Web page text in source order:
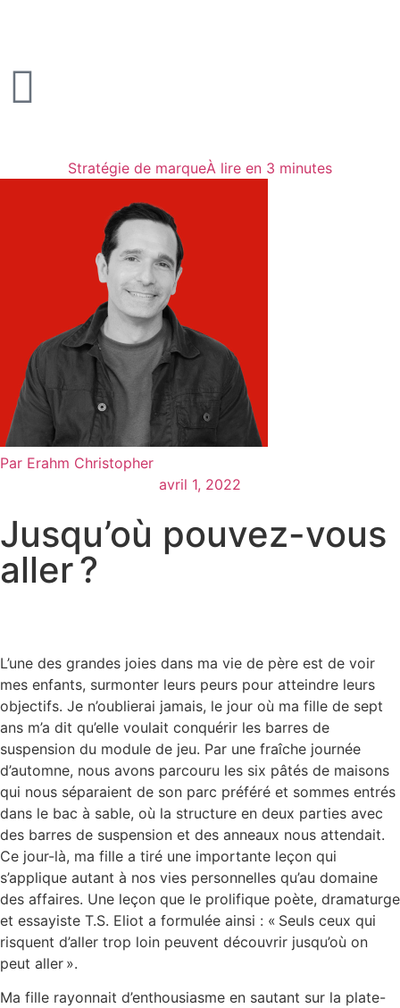
Stratégie de marqueÀ lire en 3 minutes
Par Erahm Christopher
avril 1, 2022
Jusqu’où pouvez-vous
aller ?
L’une des grandes joies dans ma vie de père est de voir
mes enfants, surmonter leurs peurs pour atteindre leurs
objectifs. Je n’oublierai jamais, le jour où ma fille de sept
ans m’a dit qu’elle voulait conquérir les barres de
suspension du module de jeu. Par une fraîche journée
d’automne, nous avons parcouru les six pâtés de maisons
qui nous séparaient de son parc préféré et sommes entrés
dans le bac à sable, où la structure en deux parties avec
des barres de suspension et des anneaux nous attendait.
Ce jour-là, ma fille a tiré une importante leçon qui
s’applique autant à nos vies personnelles qu’au domaine
des affaires. Une leçon que le prolifique poète, dramaturge
et essayiste T.S. Eliot a formulée ainsi : « Seuls ceux qui
risquent d’aller trop loin peuvent découvrir jusqu’où on
peut aller ».
Ma fille rayonnait d’enthousiasme en sautant sur la plate-